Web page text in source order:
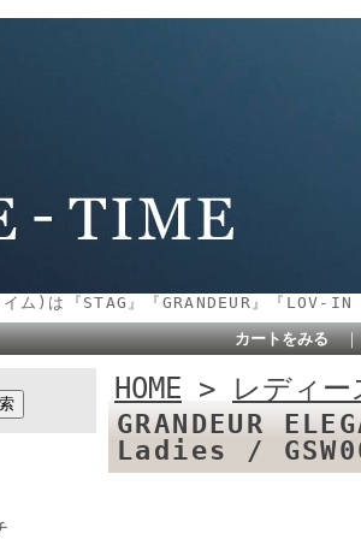
ム)は『STAG』『GRANDEUR』『
カートをみる
HOME > レディ
GRANDEUR
Ladies /